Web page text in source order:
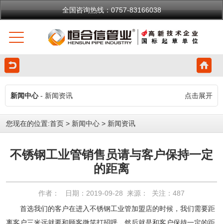
全国咨询热线：0757-83166038
新闻中心- 新闻资讯 点击展开
您现在的位置:首页 > 新闻中心 > 新闻资讯
不锈钢工业管销售员请与客户保持一定
的距离
作者： 日期：2019-09-28 来源： 关注： 487
首选我们的客户在进入不锈钢工业管加盟店的时候，我们需要距